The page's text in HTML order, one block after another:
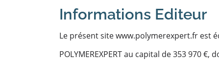
Informations Editeur
Le présent site www.polymerexpert.fr est
POLYMEREXPERT au capital de 353 970